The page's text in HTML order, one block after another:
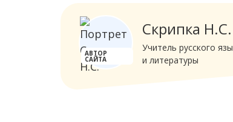
АВТОР
САЙТА
Скрипка Н.С.
Учитель русского
и литературы